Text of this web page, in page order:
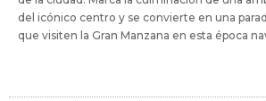
del icónico centro y se convierte en una
que visiten la Gran Manzana en esta época